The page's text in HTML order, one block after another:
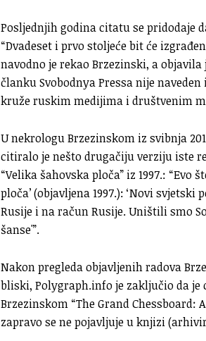
Posljednjih godina citatu se pridodaje
“Dvadeset i prvo stoljeće bit će
navodno je rekao Brzezinski, a objavila
članku Svobodnya Pressa nije
kruže ruskim medijima i društvenim
U nekrologu Brzezinskom iz svibnja
citiralo je nešto drugačiju verziju iste
“Velika šahovska ploča” iz 1997.:
ploča’ (objavljena 1997.): ‘Novi
Rusije i na račun Rusije. Uništili smo
šanse'”.
Nakon pregleda objavljenih radova
bliski, Polygraph.info je zaključio da
Brzezinskom “The Grand
zapravo se ne pojavljuje u knjizi